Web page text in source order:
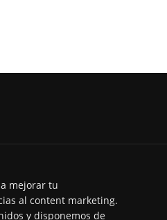
mejorar tu
al content marketing.
y disponemos de